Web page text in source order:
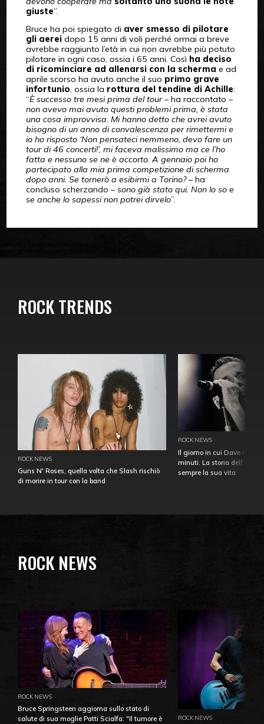
giuste”.
Bruce ha poi spiegato di aver smesso di pilotare
gli aereidopo 15 anni di voli perché ormai a breve
avrebbe raggiunto l’età in cui non avrebbe più potuto
pilotare in ogni caso, ossia i 65 anni. Così ha deciso
di ricominciare ad allenarsi con la scherma e ad
aprile scorso ha avuto anche il suo primo grave
infortunio, ossia la rottura del tendine di Achille:
“È successo tre mesi prima del tour– ha raccontato –
non avevo mai avuto questi problemi prima, è stata
una cosa improvvisa. Mi hanno detto che avrei avuto
bisogno di un anno di convalescenza per rimettermi e
io ho risposto ‘Non pensateci nemmeno, devo fare un
tour di 46 concerti!’, mi faceva malissimo ma ce l’ho
fatta e nessuno se ne è accorto. A gennaio poi ho
partecipato alla mia prima competizione di scherma
dopo anni. Se tornerò a esibirmi a Torino?– ha
concluso scherzando –sono già stato qui. Non lo so e
se anche lo sapessi non potrei dirvelo”.
ROCK TRENDS
ROCK NEWS
Guns N' Roses, quella volta che Slash rischiò
di morire in tour con la band
ROCK NEWS
Il giorno in cui Dave
minuti. La storia
sempre la sua vita
ROCK NEWS
ROCK NEWS
Bruce Springsteen aggiorna sullo stato di
salute di sua moglie Patti Scialfa: "Il tumore è
ROCK NEWS